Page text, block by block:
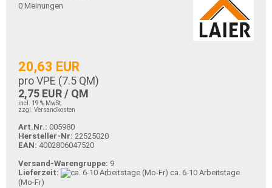
0 Meinungen
20,63 EUR
pro VPE (7.5 QM)
2,75 EUR / QM
incl. 19 % MwSt.
zzgl. Versandkosten
Art.Nr.: 005980
Hersteller-Nr: 22525020
EAN: 4002806047520
Versand-Warengruppe: 9
Lieferzeit:
ca. 6-10 Arbeitstage
(Mo-Fr)